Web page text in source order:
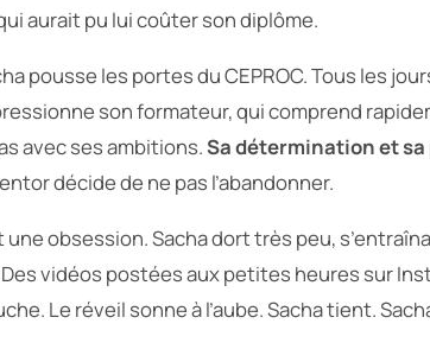
aurait pu lui coûter son diplôme.
pousse les portes du CEPROC. Tous les
son formateur, qui comprend
avec ses ambitions.Sa détermination et
décide de ne pas l’abandonner.
obsession. Sacha dort très peu,
vidéos postées aux petites heures sur
Le réveil sonne à l’aube. Sacha tient.